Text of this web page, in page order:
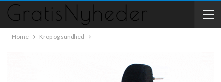
Home Krop og sundhed